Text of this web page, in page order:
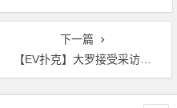
走1000万刀！
下一篇
【EV扑克】大罗接受采访称今年是巴西最有希望的一年，并在Twitch上直播扑克之星